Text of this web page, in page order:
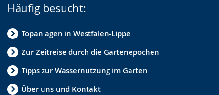
Häufig besucht:
Topanlagen in Westfalen-Lippe
Zur Zeitreise durch die Gartenepochen
Tipps zur Wassernutzung im Garten
Über uns und Kontakt